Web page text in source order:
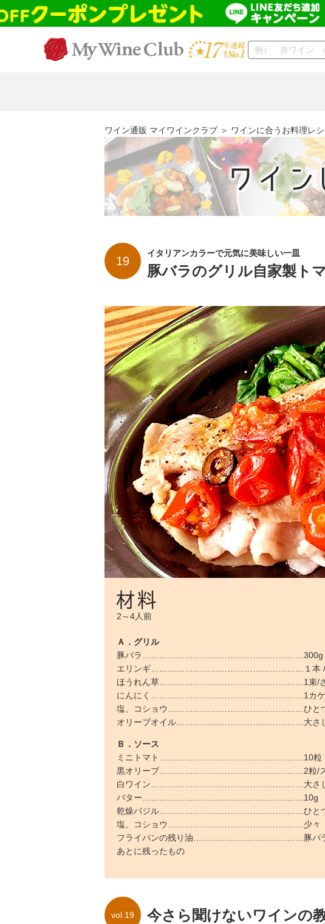
ワイン通販 マイワインクラブ ＞ ワインに合うお料理レ
19
イタリアンカラーで元気に美味しい一皿
豚バラのグリル自家製ト
2～4人前
Ａ．グリル
豚バラ…………………………………………………300g
エリンギ………………………………………………１本 /ひ
ほうれん草……………………………………………1束/ざく
にんにく………………………………………………1カケ/
塩、コショウ…………………………………………ひとつ
オリーブオイル………………………………………大さ
Ｂ．ソース
ミニトマト……………………………………………10粒
黒オリーブ……………………………………………2粒/ス
白ワイン………………………………………………大さ
バター…………………………………………………10g
乾燥バジル……………………………………………ひとつ
塩、コショウ…………………………………………少々
フライパンの残り油…………………………………豚バラ
あとに残ったもの
vol.19 今さら聞けないワインの